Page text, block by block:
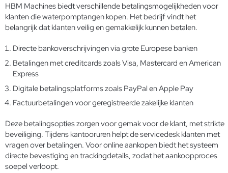
HBM Machines biedt verschillende betalingsmogelijkheden voor
klanten die waterpomptangen kopen. Het bedrijf vindt het
belangrijk dat klanten veilig en gemakkelijk kunnen betalen.
Directe bankoverschrijvingen via grote Europese banken
Betalingen met creditcards zoals Visa, Mastercard en American
Express
Digitale betalingsplatforms zoals PayPal en Apple Pay
Factuurbetalingen voor geregistreerde zakelijke klanten
Deze betalingsopties zorgen voor gemak voor de klant, met strikte
beveiliging. Tijdens kantooruren helpt de servicedesk klanten met
vragen over betalingen. Voor online aankopen biedt het systeem
directe bevestiging en trackingdetails, zodat het aankoopproces
soepel verloopt.